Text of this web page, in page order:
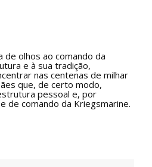
de olhos ao comando da
e à sua tradição,
nas centenas de milhar
que, de certo modo,
pessoal e, por
de comando da Kriegsmarine.